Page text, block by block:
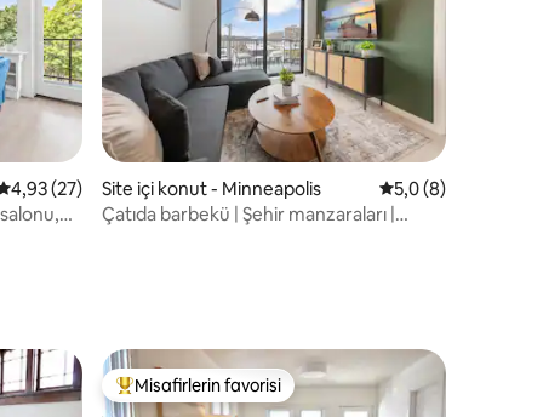
üzerinden ortalama 4,93 puan, 27 değerlendirme
4,93 (27)
Site içi konut - Minneapolis 5 üzerinden
5,0 (8)
Çatıda barbekü | Şehir manzaraları |
arasındaMisafirlerin favorilerinden en beğenilenler arasında
Misafirlerin favorisi